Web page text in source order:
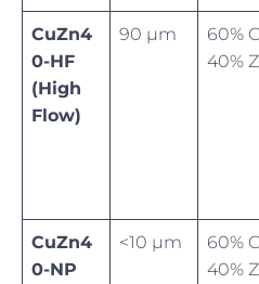
CuZn4
0-HF
(High
Flow)
90 µm
60%
40%
CuZn4
0-NP
<10 µm
60%
40%